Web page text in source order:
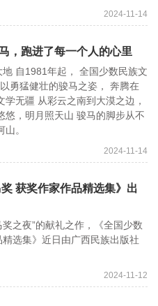
2024-11-14
，跑进了每一个人的心里
自1981年起， 全国少数民族文
勇猛健壮的骏马之姿， 奔腾在
无疆 从彩云之南到大漠之边，
悠，明月照天山 骏马的脚步从不
。
2024-11-14
获奖作家作品精选集》出
之夜”的献礼之作，《全国少数
选集》近日由广西民族出版社
2024-11-12